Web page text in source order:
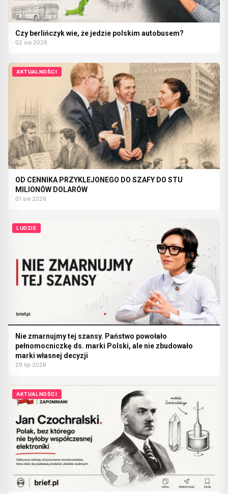
Czy berlińczyk wie, że jedzie polskim autobusem?
02 sie 2026
AKTUALNOŚCI
OD CENNIKA PRZYKLEJONEGO DO SZAFY DO STU
MILIONÓW DOLARÓW
01 sie 2026
LUDZIE
Nie zmarnujmy tej szansy. Państwo powołało
pełnomocniczkę ds. marki Polski, ale nie zbudowało
marki własnej decyzji
29 lip 2026
AKTUALNOŚCI